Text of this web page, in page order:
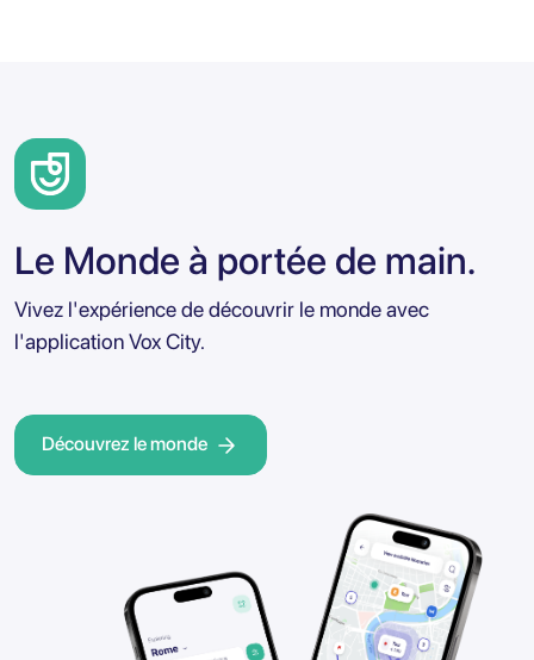
Le Monde à portée de main.
Vivez l'expérience de découvrir le monde avec
l'application Vox City.
Découvrez le monde